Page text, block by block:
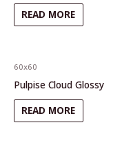
READ MORE
60x60
Pulpise Cloud Glossy
READ MORE